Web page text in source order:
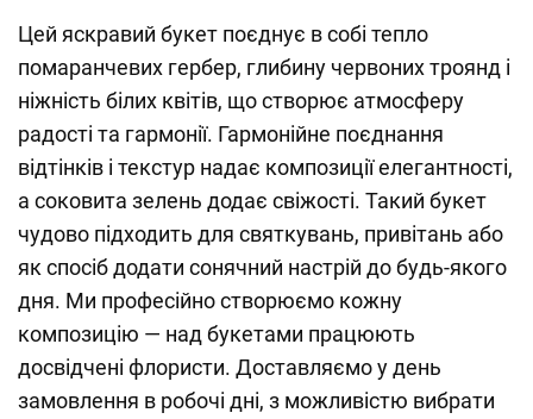
Цей яскравий букет поєднує в собі тепло
помаранчевих гербер, глибину червоних троянд і
ніжність білих квітів, що створює атмосферу
радості та гармонії. Гармонійне поєднання
відтінків і текстур надає композиції елегантності,
а соковита зелень додає свіжості. Такий букет
чудово підходить для святкувань, привітань або
як спосіб додати сонячний настрій до будь-якого
дня. Ми професійно створюємо кожну
композицію — над букетами працюють
досвідчені флористи. Доставляємо у день
замовлення в робочі дні, з можливістю вибрати